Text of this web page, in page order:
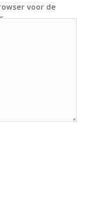
voor de